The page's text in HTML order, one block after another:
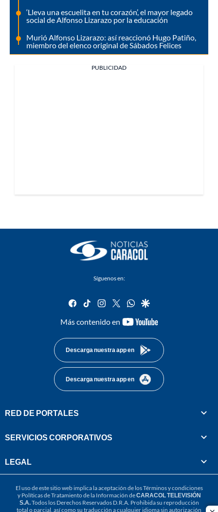
‘Lleva una escuelita en tu corazón’, el mayor legado
social de Alfonso Lizarazo por la educación
Murió Alfonso Lizarazo: así reaccionó Hugo Patiño,
miembro del elenco original de Sábados Felices
PUBLICIDAD
Síguenos en:
facebook
tiktok instagram
twitterwhatsapp
google
Más contenido en
youtube-
Descarga nuestra app en
Descarga nuestra app en
RED DE PORTALES
SERVICIOS CORPORATIVOS
LEGAL
El uso de este sitio web implica la aceptación de losTérminos y condiciones
y Políticas de Tratamiento de la Información deCARACOL TELEVISIÓN
S.A.Todos los Derechos Reservados D.R.A. Prohibida su reproducción
total o parcial, así como su traducción a cualquier idioma sin autorización